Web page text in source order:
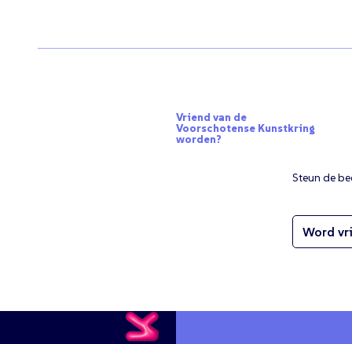
Vriend van de
Voorschotense Kunstkring
worden?
Steun de
Word